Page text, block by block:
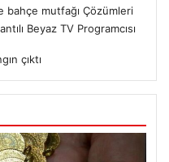
bahçe mutfağı Çözümleri
Beyaz TV Programcısı
çıktı